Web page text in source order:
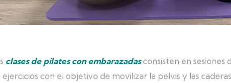
clases de pilates con embarazadasconsisten en sesiones
ejercicios con el objetivo de movilizar la pelvis y las